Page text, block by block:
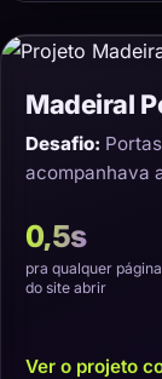
Madeiral
Desafio:
acompanhava
0,5s
pra qualquer página
do site abrir
Ver o projeto